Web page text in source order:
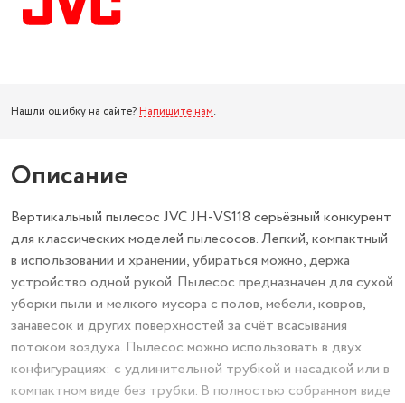
Нашли ошибку на сайте? Напишите нам.
Описание
Вертикальный пылесос JVC JH-VS118 серьёзный конкурент
для классических моделей пылесосов. Легкий, компактный
в использовании и хранении, убираться можно, держа
устройство одной рукой. Пылесос предназначен для сухой
уборки пыли и мелкого мусора с полов, мебели, ковров,
занавесок и других поверхностей за счёт всасывания
потоком воздуха. Пылесос можно использовать в двух
конфигурациях: с удлинительной трубкой и насадкой или в
компактном виде без трубки. В полностью собранном виде